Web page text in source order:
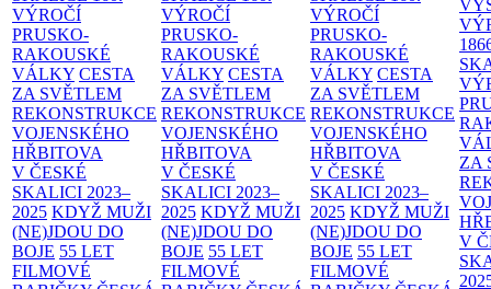
VÝROČÍ
PRUSKO-
RAKOUSKÉ
VÁLKY CESTA
ZA SVĚTLEM
REKONSTRUKCE
VOJENSKÉHO
HŘBITOVA
V ČESKÉ
SKALICI 2023–
2025 KDYŽ MUŽI
(NE)JDOU DO
BOJE 55 LET
FILMOVÉ
VÝROČÍ
PRUSKO-
RAKOUSKÉ
VÁLKY CESTA
ZA SVĚTLEM
REKONSTRUKCE
VOJENSKÉHO
HŘBITOVA
V ČESKÉ
SKALICI 2023–
2025 KDYŽ MUŽI
(NE)JDOU DO
BOJE 55 LET
FILMOVÉ
VÝROČÍ
PRUSKO-
RAKOUSKÉ
VÁLKY CESTA
ZA SVĚTLEM
REKONSTRUKCE
VOJENSKÉHO
HŘBITOVA
V ČESKÉ
SKALICI 2023–
2025 KDYŽ MUŽI
(NE)JDOU DO
BOJE 55 LET
FILMOVÉ
ZA
V